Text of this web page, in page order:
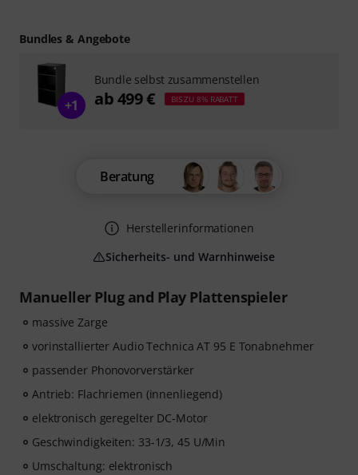
Manueller Plug and Play Plattenspieler
massive Zarge
vorinstallierter Audio Technica AT 95 E Tonabnehmer
passender Phonovorverstärker
Antrieb: Flachriemen (innenliegend)
elektronisch geregelter DC-Motor
Geschwindigkeiten: 33-1/3, 45 U/Min
Umschaltung: elektronisch
Beratung
Herstellerinformationen
Sicherheits- und Warnhinweise
Bundles & Angebote
+1
Bundle selbst zusammenstellen
ab 499 € BIS ZU 8% RABATT